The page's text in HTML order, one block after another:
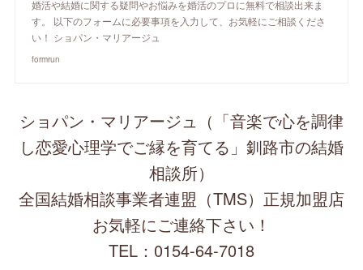
婚活や結婚に関する疑問やお悩みを婚活のプロに無料で相談出来ま
す。 以下のフォームに必要事項を入力して、お気軽にご相談くださ
い！ ショパン・マリアージュ
formrun
ショパン・マリアージュ（「音楽で心を調律
し恋愛心理学でご縁を育てる」釧路市の結婚
相談所）
全国結婚相談事業者連盟（TMS）正規加盟店
お気軽にご連絡下さい！
TEL：0154-64-7018